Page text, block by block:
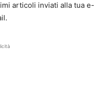
articoli inviati alla tua e-